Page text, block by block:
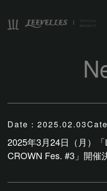
Date： 2025.02.03
2025年3月24日（月）
CROWN Fes. #3」開催